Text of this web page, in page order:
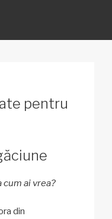
pentru
cum ai vrea?
din